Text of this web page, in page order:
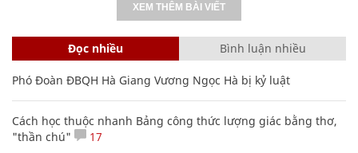
XEM THÊM BÀI VIẾT
Đọc nhiều Bình luận nhiều
Phó Đoàn ĐBQH Hà Giang Vương Ngọc Hà bị kỷ luật
Cách học thuộc nhanh Bảng công thức lượng giác bằng thơ,
"thần chú"
17